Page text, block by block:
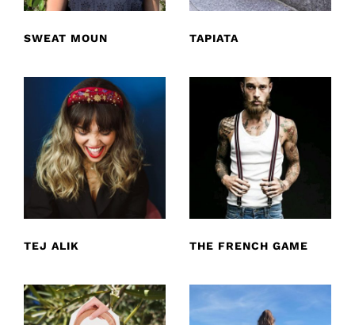
SWEAT MOUN TAPIATA
TEJ ALIK THE FRENCH GAME